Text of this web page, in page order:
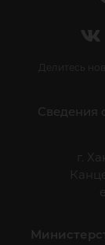
Делитесь
Сведения
г.